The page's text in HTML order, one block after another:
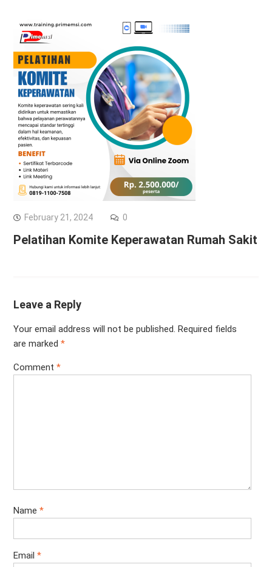
February 21, 2024 0
Pelatihan Komite Keperawatan Rumah Sakit
Leave a Reply
Your email address will not be published. Required fields
are marked *
Comment *
Name *
Email *